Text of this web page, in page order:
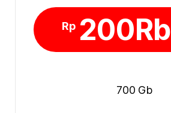
Rp 200Rb
700 Gb